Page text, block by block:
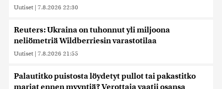
Uutiset | 7.8.2026 22:30
Reuters: Ukraina on tuhonnut yli miljoona
neliömetriä Wildberriesin varastotilaa
Uutiset | 7.8.2026 21:55
Palautitko puistosta löydetyt pullot tai pakastitko
marjat ennen myyntiä? Verottaja vaatii osansa